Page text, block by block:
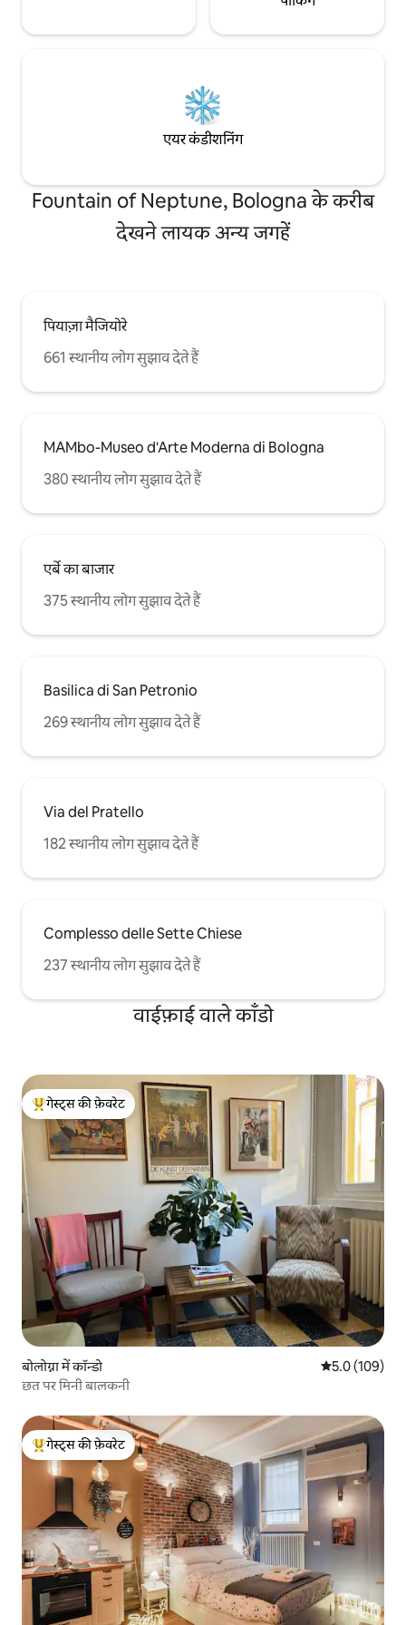
एयर कंडीशनिंग
Fountain of Neptune, Bologna के करीब
देखने लायक अन्य जगहें
पियाज़ा मैजियोरे
661 स्थानीय लोग सुझाव देते हैं
MAMbo-Museo d'Arte Moderna di Bologna
380 स्थानीय लोग सुझाव देते हैं
एर्बे का बाजार
375 स्थानीय लोग सुझाव देते हैं
Basilica di San Petronio
269 स्थानीय लोग सुझाव देते हैं
Via del Pratello
182 स्थानीय लोग सुझाव देते हैं
Complesso delle Sette Chiese
237 स्थानीय लोग सुझाव देते हैं
वाईफ़ाई वाले काँडो
गेस्ट्स का टॉप फ़ेवरेट
गेस्ट्स की फ़ेवरेट
बोलोग्ना में कॉन्डो औसत रेटिंग 5 में
5.0 (109)
छत पर मिनी बालकनी
गेस्ट्स का टॉप फ़ेवरेट
गेस्ट्स की फ़ेवरेट